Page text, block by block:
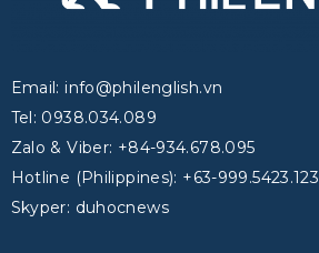
Email: info@philenglish.vn
Tel: 0938.034.089
Zalo & Viber: +84-934.678.095
Hotline (Philippines): +63-999.5423.123
Skyper: duhocnews